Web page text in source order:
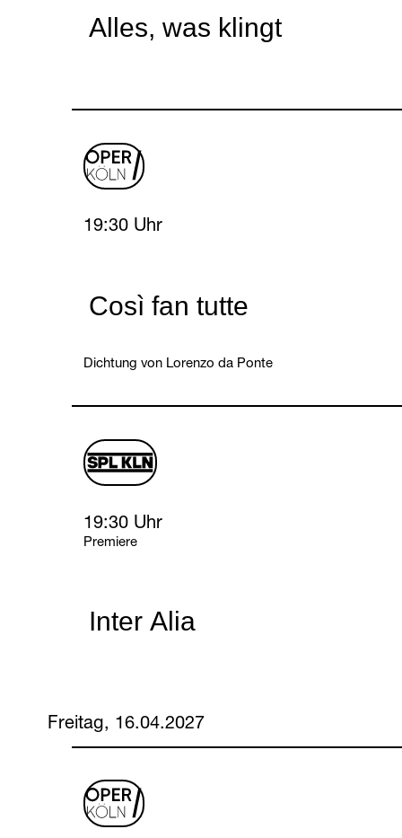
Alles, was klingt
Così fan tutte
Dichtung von Lorenzo da Ponte
Thursday, 15 April 2027
19:30 Uhr
oper
Inter Alia
Thursday, 15 April 2027
19:30 Uhr
Premiere
schauspiel
Freitag, 16.04.2027
oper